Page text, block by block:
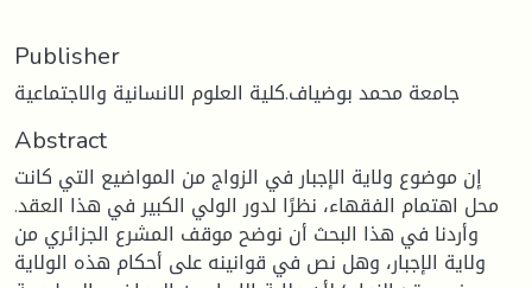
Publisher
جامعة محمد بوضياف.كلية العلوم الانسانية والاجتماعية
Abstract
إن موضوع ولاية الإجبار في الزواج من المواضيع التي كانت
محل اهتمام الفقهاء، نظرًا لدور الولي الكبير في هذا العقد.
وأردنا في هذا البحث أن نوضح موقف المشرع الجزائري من
ولاية الإجبار، وهل نص في قوانينه على أحكام هذه الولاية